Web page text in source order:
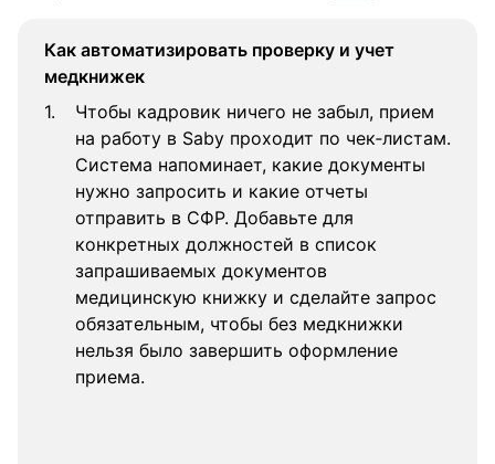
Как автоматизировать проверку и учет
медкнижек
Чтобы кадровик ничего не забыл, прием
на работу в Saby проходит по чек‑листам.
Система напоминает, какие документы
нужно запросить и какие отчеты
отправить в СФР. Добавьте для
конкретных должностей в список
запрашиваемых документов
медицинскую книжку и сделайте запрос
обязательным, чтобы без медкнижки
нельзя было завершить оформление
приема.